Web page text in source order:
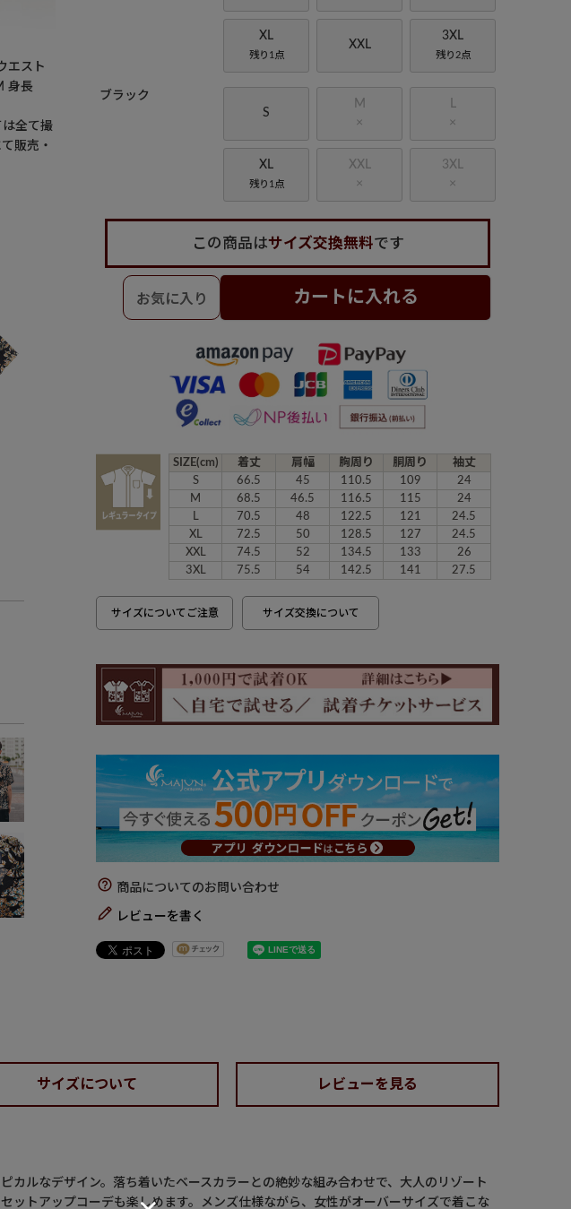
エスト
身長
全て撮
販売・
XL
残り1点
XXL
3XL
残り2点
ブラック
S
M
×
×
XL
残り1点
XXL
×
3XL
×
この商品はサイズ交換無料です
カートに入れる
SIZE(cm) 着丈 肩幅 胸周り 胴周り
袖丈
S
66.5 45 110.5 109
24
M
68.5 46.5 116.5 115
24
L
70.5 48 122.5 121
24.5
XL
72.5 50 128.5 127
24.5
XXL
74.5 52 134.5 133
26
3XL
75.5 54 142.5 141 27.5
サイズについてご注意 サイズ交換について
商品についてのお問い合わせ
レビューを書く
サイズについて レビューを見る
カルなデザイン。落ち着いたベースカラーとの絶妙な組み合わせで、大人のリゾート
ットアップコーデも楽しめます。メンズ仕様ながら、女性がオーバーサイズで着こな